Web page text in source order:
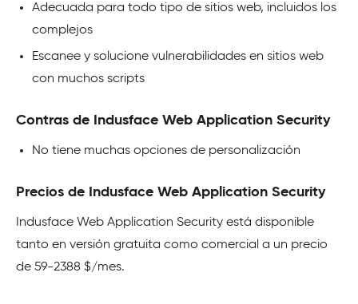
Adecuada para todo tipo de sitios web, incluidos los
complejos
Escanee y solucione vulnerabilidades en sitios web
con muchos scripts
Contras de Indusface Web Application Security
No tiene muchas opciones de personalización
Precios de Indusface Web Application Security
Indusface Web Application Security está disponible
tanto en versión gratuita como comercial a un precio
de 59-2388 $/mes.